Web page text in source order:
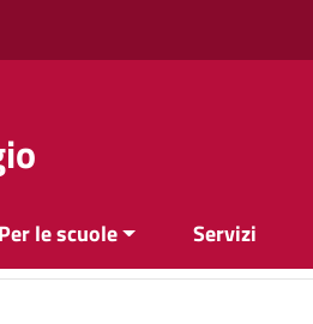
Per le scuole Servizi